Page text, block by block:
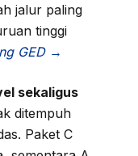
jalur paling
tinggi
GED →
sekaligus
ditempuh
Paket C